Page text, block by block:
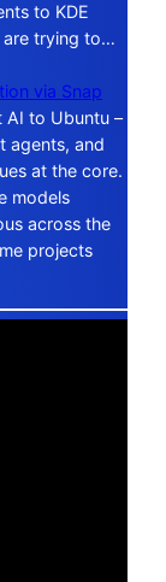
to KDE
are trying to…
via Snap
AI to Ubuntu –
agents, and
at the core.
models
across the
projects